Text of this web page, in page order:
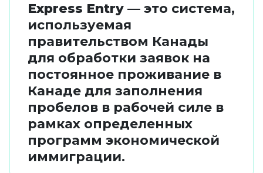
Express Entry — это система,
используемая
правительством Канады
для обработки заявок на
постоянное проживание в
Канаде для заполнения
пробелов в рабочей силе в
рамках определенных
программ экономической
иммиграции.